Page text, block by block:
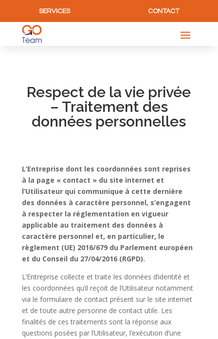
SERVICES CONTACT
Respect de la vie privée
– Traitement des
données personnelles
L’Entreprise dont les coordonnées sont reprises
à la page « contact » du site internet et
l’Utilisateur qui communique à cette dernière
des données à caractère personnel, s’engagent
à respecter la réglementation en vigueur
applicable au traitement des données à
caractère personnel et, en particulier, le
règlement (UE) 2016/679 du Parlement européen
et du Conseil du 27/04/2016 (RGPD).
L’Entreprise collecte et traite les données d’identité et
les coordonnées qu’il reçoit de l’Utilisateur notamment
via le formulaire de contact présent sur le site internet
et de toute autre personne de contact utile. Les
finalités de ces traitements sont la réponse aux
questions posées par l’Utilisateur, l’exécution d’une